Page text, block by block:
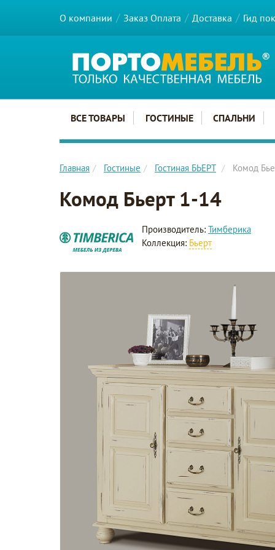
О компании Заказ Оплата Доставка Гид
Главное меню сайта
ВСЕ ТОВАРЫ ГОСТИНЫЕ СПАЛЬНИ
Главная Гостиные Гостиная БЬЕРТ Комод
Комод Бьерт 1-14
Производитель: Тимберика
Коллекция: Бьерт